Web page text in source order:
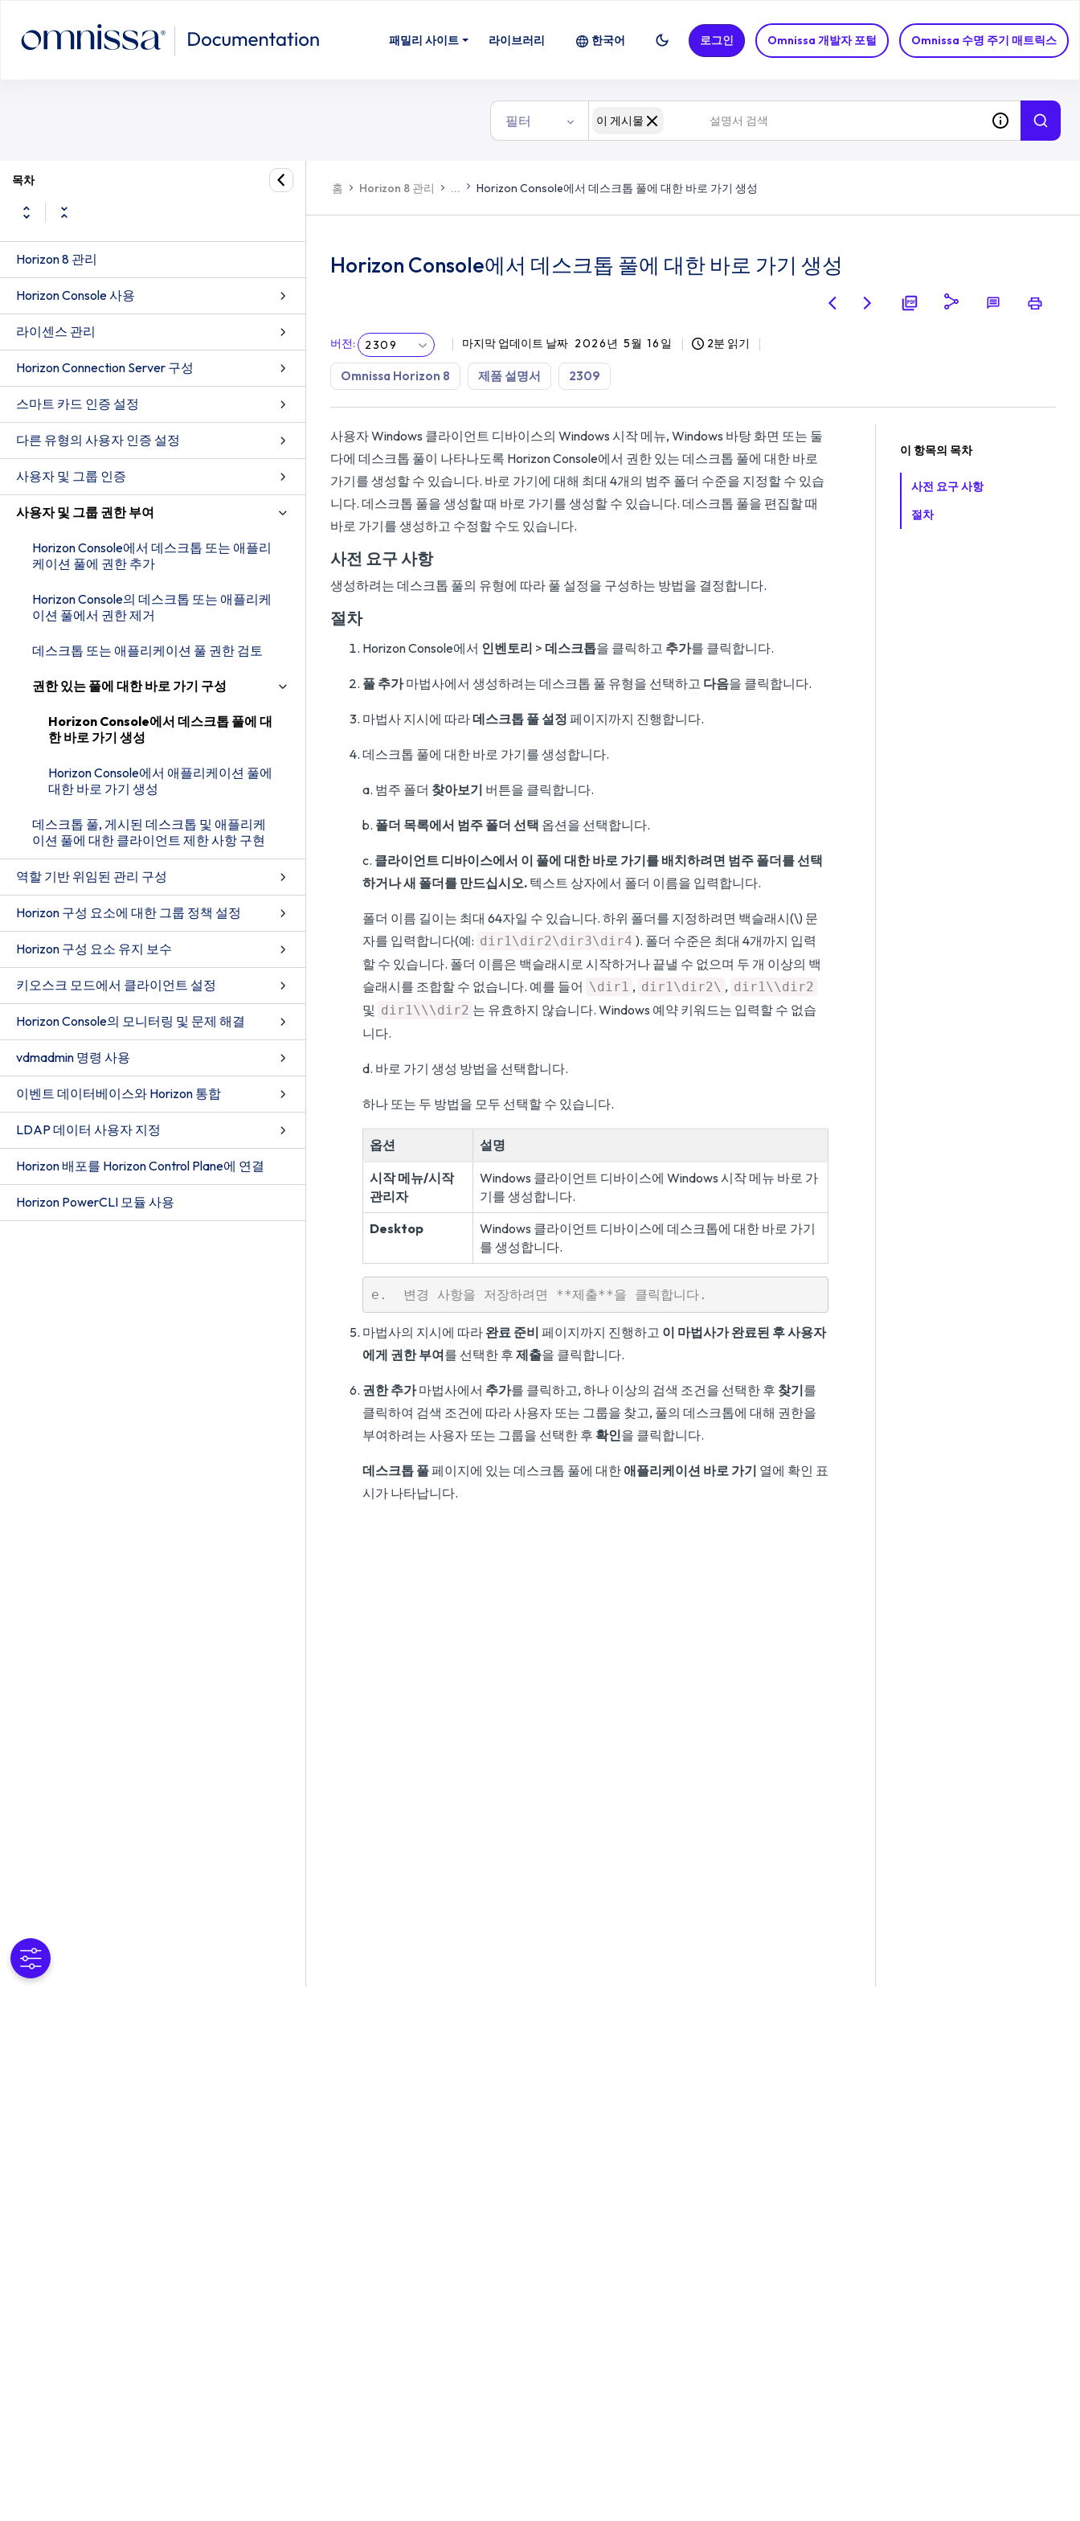
패밀리 사이트 라이브러리 Omnissa 개발자 포털 Omnissa 수명 주기 매트릭스
한국어 로그인
필터 이 게시물
목차
Horizon 8 관리
Horizon Console 사용
라이센스 관리
Horizon Connection Server 구성
스마트 카드 인증 설정
다른 유형의 사용자 인증 설정
사용자 및 그룹 인증
사용자 및 그룹 권한 부여
Horizon Console에서 데스크톱 또는 애플리
케이션 풀에 권한 추가
Horizon Console의 데스크톱 또는 애플리케
이션 풀에서 권한 제거
데스크톱 또는 애플리케이션 풀 권한 검토
권한 있는 풀에 대한 바로 가기 구성
Horizon Console에서 데스크톱 풀에 대
한 바로 가기 생성
Horizon Console에서 애플리케이션 풀에
대한 바로 가기 생성
데스크톱 풀, 게시된 데스크톱 및 애플리케
이션 풀에 대한 클라이언트 제한 사항 구현
역할 기반 위임된 관리 구성
Horizon 구성 요소에 대한 그룹 정책 설정
Horizon 구성 요소 유지 보수
키오스크 모드에서 클라이언트 설정
Horizon Console의 모니터링 및 문제 해결
vdmadmin 명령 사용
이벤트 데이터베이스와 Horizon 통합
LDAP 데이터 사용자 지정
Horizon 배포를 Horizon Control Plane에 연결
Horizon PowerCLI 모듈 사용
홈 Horizon 8 관리 ... Horizon Console에서 데스크톱 풀에 대한 바로 가기 생성
Horizon Console에서 데스크톱 풀에 대한 바로 가기 생성
버전: 2309 마지막 업데이트 날짜 2026년 5월 16일 2분 읽기
Omnissa Horizon 8 제품 설명서 2309
사용자 Windows 클라이언트 디바이스의 Windows 시작 메뉴, Windows 바탕 화면 또는 둘
다에 데스크톱 풀이 나타나도록 Horizon Console에서 권한 있는 데스크톱 풀에 대한 바로
가기를 생성할 수 있습니다. 바로 가기에 대해 최대 4개의 범주 폴더 수준을 지정할 수 있습
니다. 데스크톱 풀을 생성할 때 바로 가기를 생성할 수 있습니다. 데스크톱 풀을 편집할 때
바로 가기를 생성하고 수정할 수도 있습니다.
사전 요구 사항
생성하려는 데스크톱 풀의 유형에 따라 풀 설정을 구성하는 방법을 결정합니다.
절차
Horizon Console에서 인벤토리 > 데스크톱을 클릭하고 추가를 클릭합니다.
풀 추가마법사에서 생성하려는 데스크톱 풀 유형을 선택하고 다음을 클릭합니다.
마법사 지시에 따라데스크톱 풀 설정 페이지까지 진행합니다.
데스크톱 풀에 대한 바로 가기를 생성합니다.
a. 범주 폴더 찾아보기 버튼을 클릭합니다.
b. 폴더 목록에서 범주 폴더 선택 옵션을 선택합니다.
c. 클라이언트 디바이스에서 이 풀에 대한 바로 가기를 배치하려면 범주 폴더를 선택
하거나 새 폴더를 만드십시오. 텍스트 상자에서 폴더 이름을 입력합니다.
폴더 이름 길이는 최대 64자일 수 있습니다. 하위 폴더를 지정하려면 백슬래시(\) 문
자를 입력합니다(예: dir1\dir2\dir3\dir4 ). 폴더 수준은 최대 4개까지 입력
할 수 있습니다. 폴더 이름은 백슬래시로 시작하거나 끝낼 수 없으며 두 개 이상의 백
슬래시를 조합할 수 없습니다. 예를 들어 \dir1 , dir1\dir2\ , dir1\\dir2
및 dir1\\\dir2 는 유효하지 않습니다. Windows 예약 키워드는 입력할 수 없습
니다.
d. 바로 가기 생성 방법을 선택합니다.
하나 또는 두 방법을 모두 선택할 수 있습니다.
옵션 설명
시작 메뉴/시작
관리자
Windows 클라이언트 디바이스에 Windows 시작 메뉴 바로 가
기를 생성합니다.
Desktop
Windows 클라이언트 디바이스에 데스크톱에 대한 바로 가기
를 생성합니다.
마법사의 지시에 따라 완료 준비 페이지까지 진행하고 이 마법사가 완료된 후 사용자
에게 권한 부여를 선택한 후 제출을 클릭합니다.
권한 추가마법사에서 추가를 클릭하고, 하나 이상의 검색 조건을 선택한 후 찾기를
클릭하여 검색 조건에 따라 사용자 또는 그룹을 찾고, 풀의 데스크톱에 대해 권한을
부여하려는 사용자 또는 그룹을 선택한 후 확인을 클릭합니다.
데스크톱 풀페이지에 있는 데스크톱 풀에 대한 애플리케이션 바로 가기 열에 확인 표
시가 나타납니다.
이 항목의 목차
사전 요구 사항
절차